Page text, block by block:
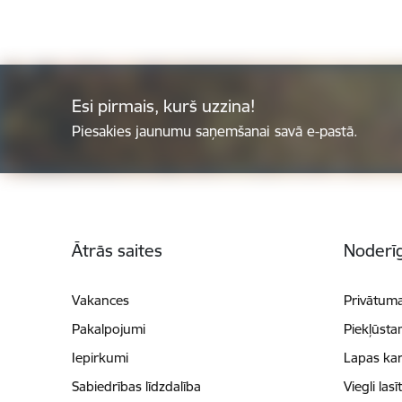
Esi pirmais, kurš uzzina!
Piesakies jaunumu saņemšanai savā e-pastā.
Ātrās saites
Vakances
Pakalpojumi
Iepirkumi
Sabiedrības līdzdalība
Lapas
Viegli lasīt